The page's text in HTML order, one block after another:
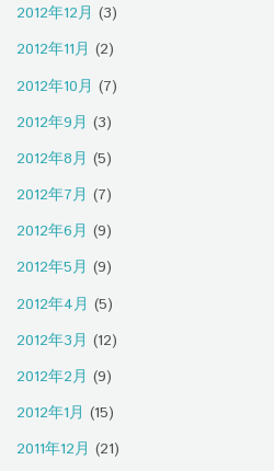
2012年12月 (3)
2012年11月 (2)
2012年10月 (7)
2012年9月 (3)
2012年8月 (5)
2012年7月 (7)
2012年6月 (9)
2012年5月 (9)
2012年4月 (5)
2012年3月 (12)
2012年2月 (9)
2012年1月 (15)
2011年12月 (21)